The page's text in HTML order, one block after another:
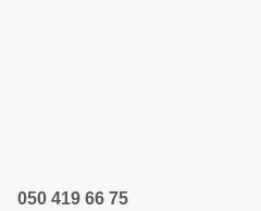
050 419 66 75